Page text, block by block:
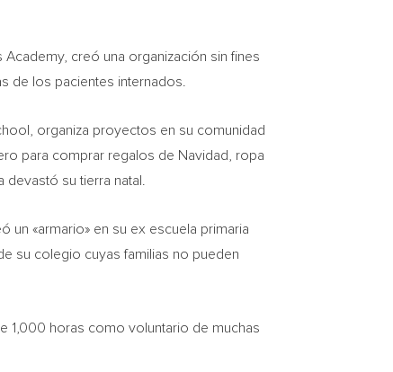
creó una organización sin fines
de los pacientes internados.
organiza proyectos en su comunidad
para comprar regalos de Navidad, ropa
su tierra natal.
un «armario» en su ex escuela primaria
su colegio cuyas familias no pueden
1,000 horas como voluntario de muchas